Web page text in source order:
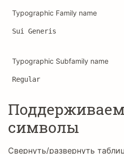
Typographic Family name
Sui Generis
Typographic Subfamily name
Regular
символы
Свернуть/развернуть